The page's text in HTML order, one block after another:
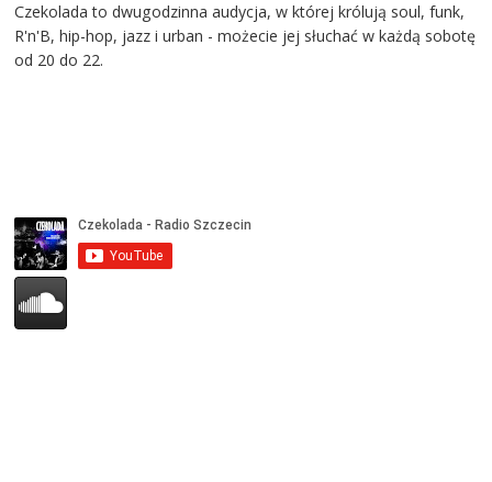
Czekolada to dwugodzinna audycja, w której królują soul, funk,
R'n'B, hip-hop, jazz i urban - możecie jej słuchać w każdą sobotę
od 20 do 22.